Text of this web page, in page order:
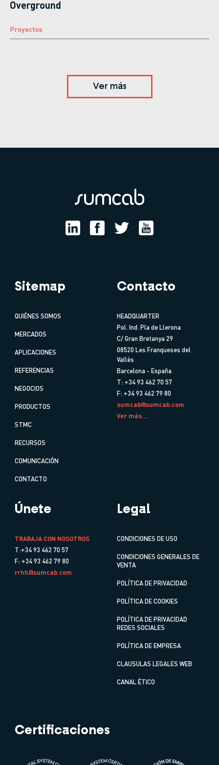
Overground
Proyectos
Ver más
Sitemap
QUIÉNES SOMOS
MERCADOS
APLICACIONES
REFERENCIAS
NEGOCIOS
PRODUCTOS
STMC
RECURSOS
COMUNICACIÓN
CONTACTO
Contacto
HEADQUARTER
Pol. Ind. Pla de Llerona
C/ Gran Bretanya 29
08520 Les Franqueses del
Vallès
Barcelona - España
T: +34 93 462 70 57
F: +34 93 462 79 80
sumcab@sumcab.com
Ver más...
Únete
TRABAJA CON NOSOTROS
T:+34 93 462 70 57
F: +34 93 462 79 80
rrhh@sumcab.com
Legal
CONDICIONES DE USO
CONDICIONES GENERALES DE
VENTA
POLÍTICA DE PRIVACIDAD
POLÍTICA DE COOKIES
POLÍTICA DE PRIVACIDAD
REDES SOCIALES
POLÍTICA DE EMPRESA
CLAUSULAS LEGALES WEB
CANAL ÉTICO
Certificaciones